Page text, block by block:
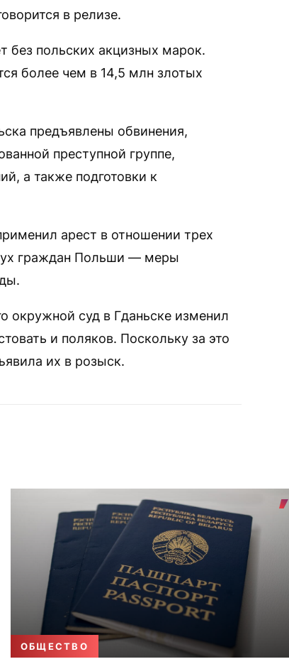
в релизе.
без польских акцизных марок.
более чем в 14,5 млн злотых
предъявлены обвинения,
преступной группе,
а также подготовки к
арест в отношении трех
граждан Польши — меры
окружной суд в Гданьске изменил
и поляков. Поскольку за это
их в розыск.
ОБЩЕСТВО